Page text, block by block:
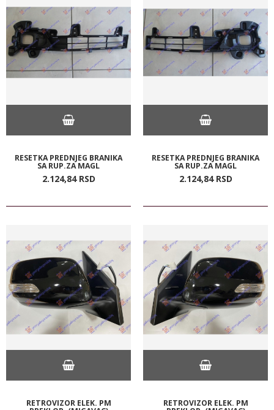
RESETKA PREDNJEG BRANIKA
SA RUP.ZA MAGL
2.124,84 RSD
RESETKA PREDNJEG BRANIKA
SA RUP.ZA MAGL
2.124,84 RSD
RETROVIZOR ELEK. PM RETROVIZOR ELEK. PM